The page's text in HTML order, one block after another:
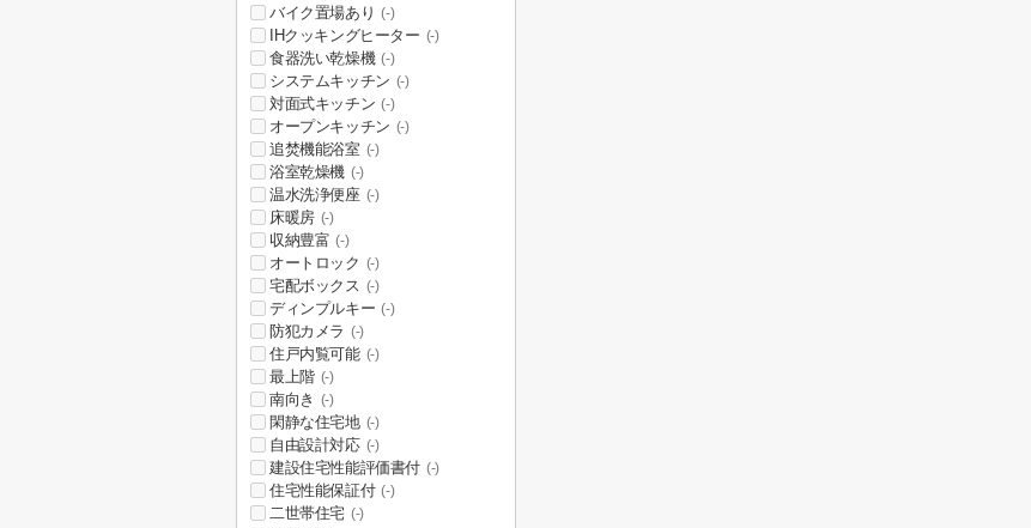
バイク置場あり (-)
IHクッキングヒーター (-)
食器洗い乾燥機 (-)
システムキッチン (-)
対面式キッチン (-)
オープンキッチン (-)
追焚機能浴室 (-)
浴室乾燥機 (-)
温水洗浄便座 (-)
床暖房 (-)
収納豊富 (-)
オートロック (-)
宅配ボックス (-)
ディンプルキー (-)
防犯カメラ (-)
住戸内覧可能 (-)
最上階 (-)
南向き (-)
閑静な住宅地 (-)
自由設計対応 (-)
建設住宅性能評価書付 (-)
住宅性能保証付 (-)
二世帯住宅 (-)